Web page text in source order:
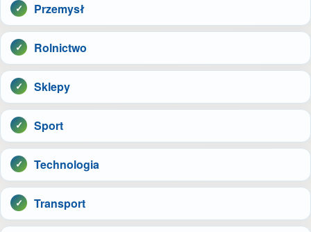
Przemysł
Rolnictwo
Sklepy
Sport
Technologia
Transport